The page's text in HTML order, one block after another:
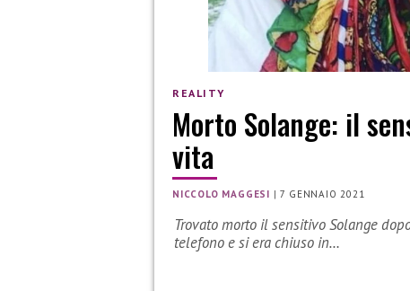
REALITY
Morto Solange: il
vita
NICCOLO MAGGESI |7 GENNAIO 2021
Trovato morto il sensitivo Solange
telefono e si era chiuso in…